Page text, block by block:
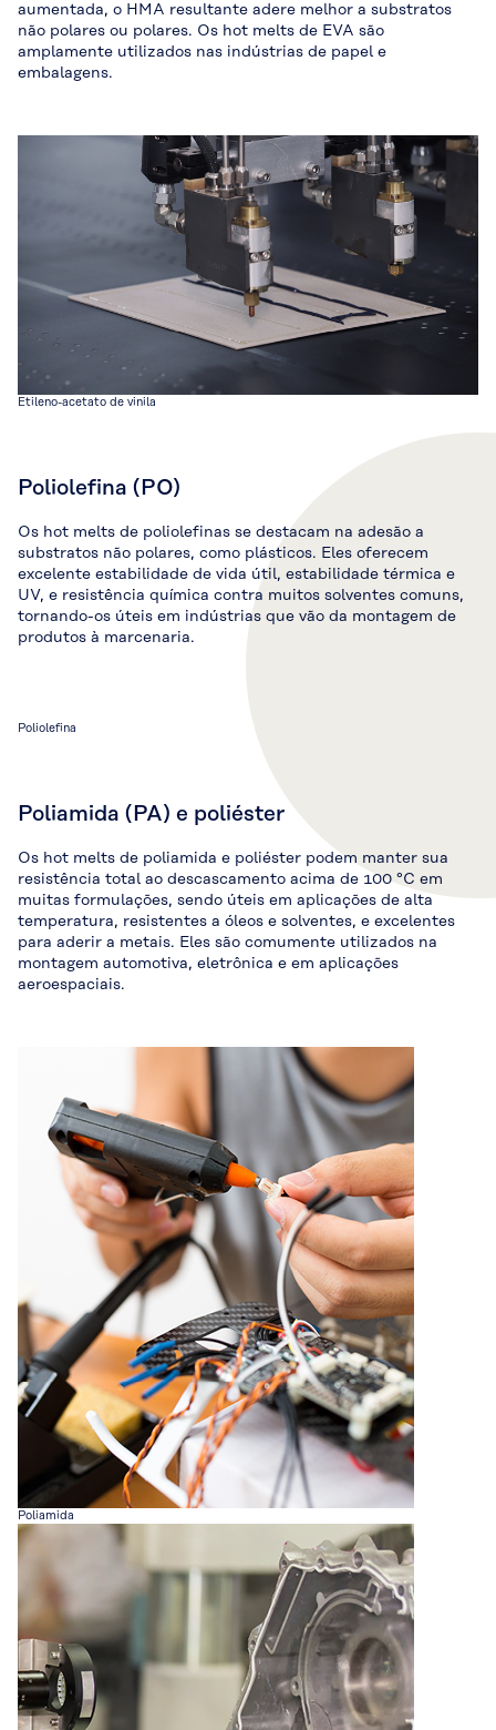
aumentada, o HMA resultante adere melhor a substratos
não polares ou polares. Os hot melts de EVA são
amplamente utilizados nas indústrias de papel e
embalagens.
Etileno-acetato de vinila
Poliolefina (PO)
Os hot melts de poliolefinas se destacam na adesão a
substratos não polares, como plásticos. Eles oferecem
excelente estabilidade de vida útil, estabilidade térmica e
UV, e resistência química contra muitos solventes comuns,
tornando-os úteis em indústrias que vão da montagem de
produtos à marcenaria.
Poliolefina
Poliamida (PA) e poliéster
Os hot melts de poliamida e poliéster podem manter sua
resistência total ao descascamento acima de 100 °C em
muitas formulações, sendo úteis em aplicações de alta
temperatura, resistentes a óleos e solventes, e excelentes
para aderir a metais. Eles são comumente utilizados na
montagem automotiva, eletrônica e em aplicações
aeroespaciais.
Poliamida